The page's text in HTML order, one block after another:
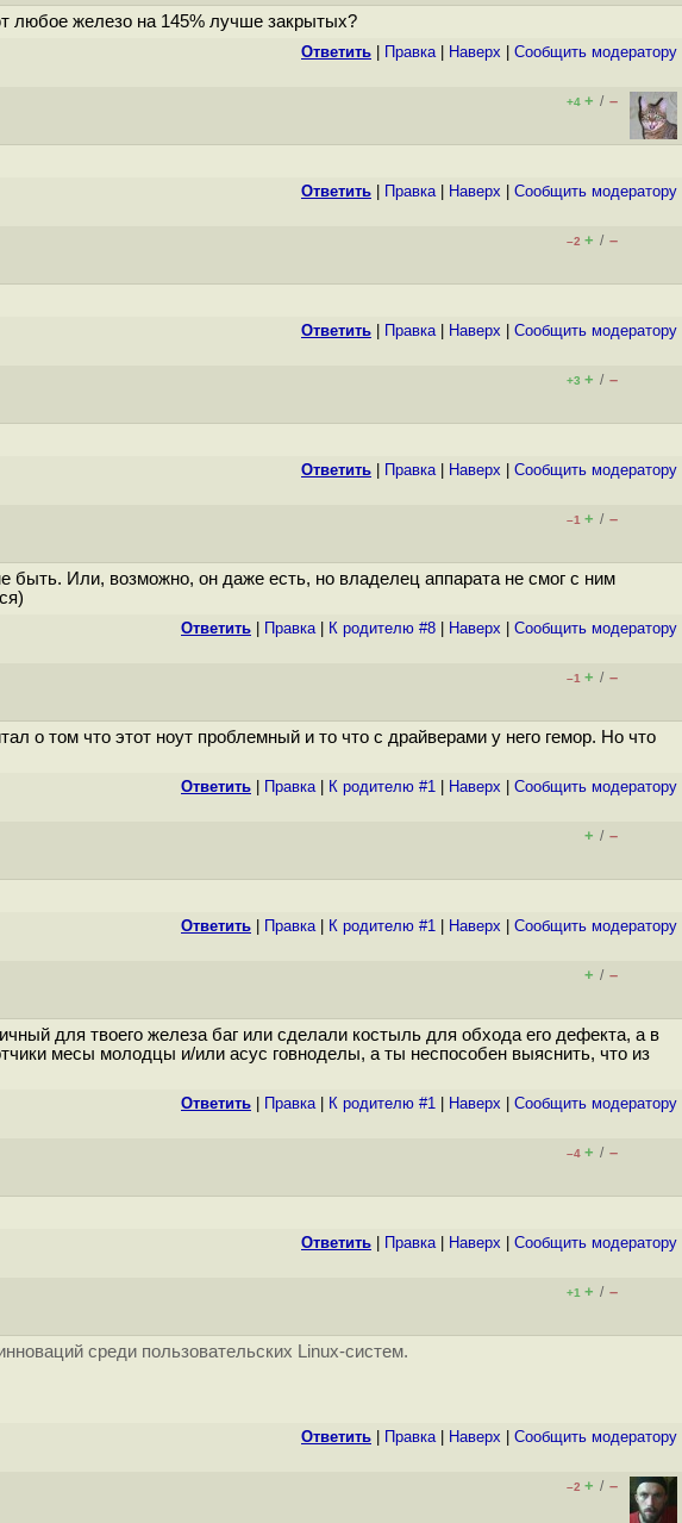
любое железо на 145% лучше закрытых?
Ответить Правка| Наверх Cообщить модератору
+4 + / –
Ответить Правка| Наверх Cообщить модератору
–2 + / –
Ответить Правка| Наверх Cообщить модератору
+3 + / –
Ответить Правка| Наверх Cообщить модератору
–1 + / –
быть. Или, возможно, он даже есть, но владелец аппарата не смог с ним
Ответить Правка| К родителю #8 Наверх Cообщить модератору
–1 + / –
о том что этот ноут проблемный и то что с драйверами у него гемор. Но что
Ответить Правка| К родителю #1 Наверх Cообщить модератору
+ / –
Ответить Правка| К родителю #1 Наверх Cообщить модератору
+ / –
для твоего железа баг или сделали костыль для обхода его дефекта, а в
месы молодцы и/или асус говноделы, а ты неспособен выяснить, что из
Ответить Правка| К родителю #1 Наверх Cообщить модератору
–4 + / –
Ответить Правка| Наверх Cообщить модератору
+1 + / –
среди пользовательских Linux-систем.
Ответить Правка| Наверх Cообщить модератору
–2 + / –